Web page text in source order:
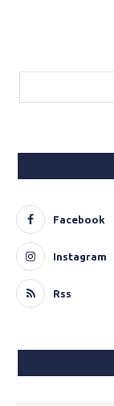
Facebook
Instagram
Rss